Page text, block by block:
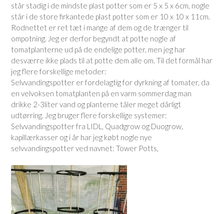
står stadig i de mindste plast potter som er 5 x 5 x 6cm, nogle
står i de store firkantede plast potter som er 10 x 10 x 11cm.
Rodnettet er ret tæt i mange af dem og de trænger til
ompotning. Jeg er derfor begyndt at potte nogle af
tomatplanterne ud på de endelige potter, men jeg har
desværre ikke plads til at potte dem alle om. Til det formål har
jeg flere forskellige metoder:
Selvvandingspotter er fordelagtig for dyrkning af tomater, da
en velvoksen tomatplanten på en varm sommerdag man
drikke 2-3liter vand og planterne tåler meget dårligt
udtørring. Jeg bruger flere forskellige systemer:
Selvvandingspotter fra LIDL, Quadgrow og Duogrow,
kapillærkasser og i år har jeg købt nogle nye
selvvandingspotter ved navnet: Tower Potts,